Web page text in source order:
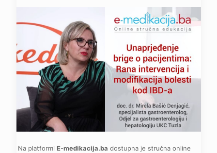
Na platformiE-medikacija.ba dostupna je stručna online